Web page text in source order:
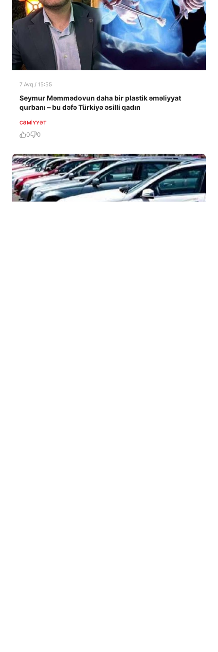
7 Avq / 15:55
Seymur Məmmədovun daha bir plastik əməliyyat
qurbanı – bu dəfə Türkiyə əsilli qadın
CƏMIYYƏT
0 0